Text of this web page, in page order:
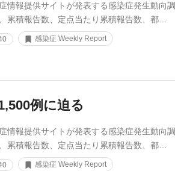
報提供サイトが発表する感染症発生動向調
累積報告数、定点当たり累積報告数、都…
感染症 Weekly Report
例に迫る
報提供サイトが発表する感染症発生動向調
累積報告数、定点当たり累積報告数、都…
感染症 Weekly Report